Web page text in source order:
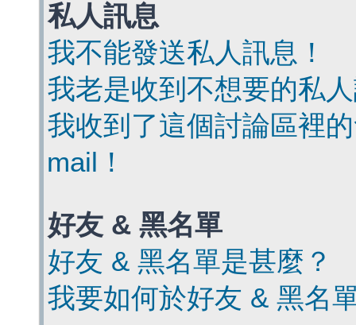
私人訊息
我不能發送私人訊息！
我老是收到不想要的私
我收到了這個討論區裡
mail！
好友 & 黑名單
好友 & 黑名單是甚麼？
我要如何於好友 & 黑名